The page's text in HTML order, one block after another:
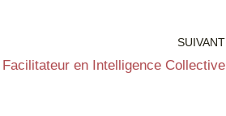
SUIVANT
Facilitateur en Intelligence Collective